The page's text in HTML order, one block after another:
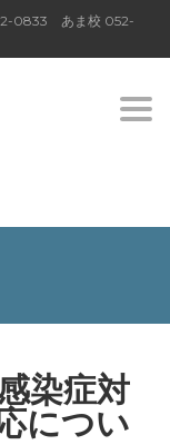
0833 あま校 052-
染症対
につい